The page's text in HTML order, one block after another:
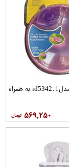
ظرف غذا نوبی مدلid5342.1 به همراه
۵۶۹,۲۵۰